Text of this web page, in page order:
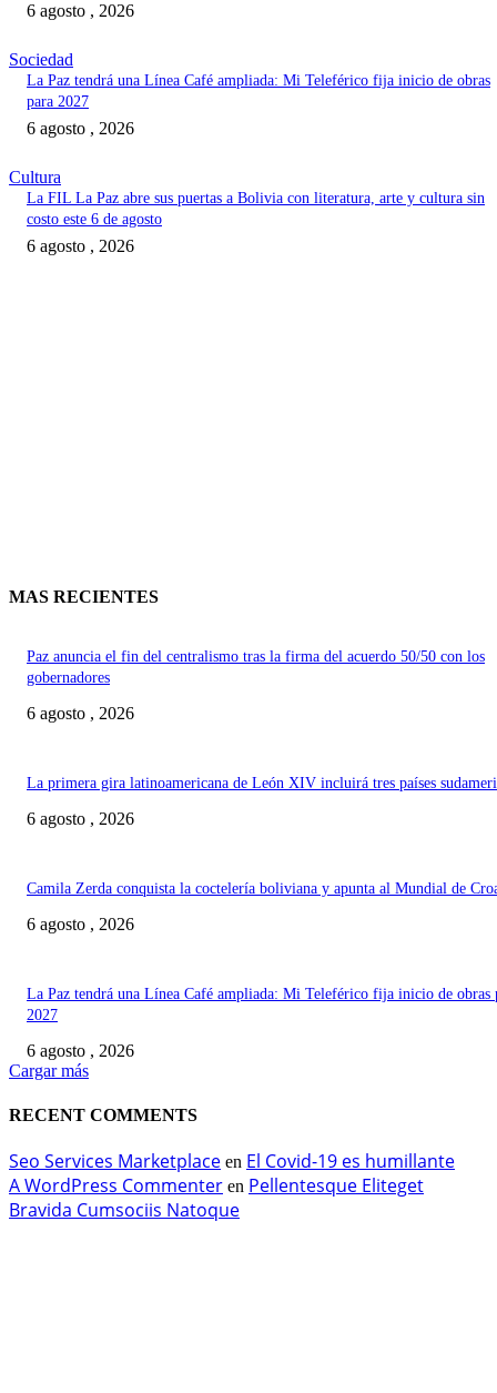
6 agosto , 2026
Sociedad
La Paz tendrá una Línea Café ampliada: Mi Teleférico fija inicio de obras
para 2027
6 agosto , 2026
Cultura
La FIL La Paz abre sus puertas a Bolivia con literatura, arte y cultura sin
costo este 6 de agosto
6 agosto , 2026
MAS RECIENTES
Paz anuncia el fin del centralismo tras la firma del acuerdo 50/50 con los
gobernadores
6 agosto , 2026
La primera gira latinoamericana de León XIV incluirá tres países
6 agosto , 2026
Camila Zerda conquista la coctelería boliviana y apunta al Mundial de
6 agosto , 2026
La Paz tendrá una Línea Café ampliada: Mi Teleférico fija inicio de obras
2027
6 agosto , 2026
Cargar más
RECENT COMMENTS
Seo Services Marketplace en El Covid-19 es humillante
A WordPress Commenter en Pellentesque Eliteget
Bravida Cumsociis Natoque